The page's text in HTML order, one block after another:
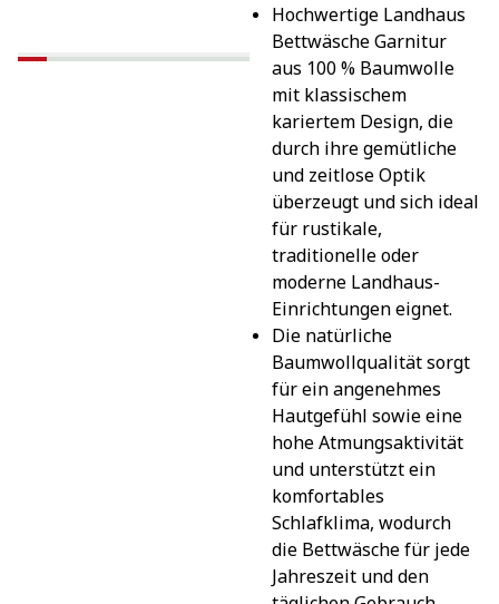
Hochwertige Landhaus
Bettwäsche Garnitur
aus 100 % Baumwolle
mit klassischem
kariertem Design, die
durch ihre gemütliche
und zeitlose Optik
überzeugt und sich ideal
für rustikale,
traditionelle oder
moderne Landhaus-
Einrichtungen eignet.
Die natürliche
Baumwollqualität sorgt
für ein angenehmes
Hautgefühl sowie eine
hohe Atmungsaktivität
und unterstützt ein
komfortables
Schlafklima, wodurch
die Bettwäsche für jede
Jahreszeit und den